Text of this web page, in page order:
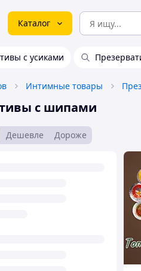
Каталог
с усиками
Интимные товары
с шипами
Дешевле Дороже